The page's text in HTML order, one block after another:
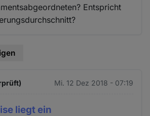
Entspricht
Mi. 12 Dez 2018 - 07:19
liegt ein